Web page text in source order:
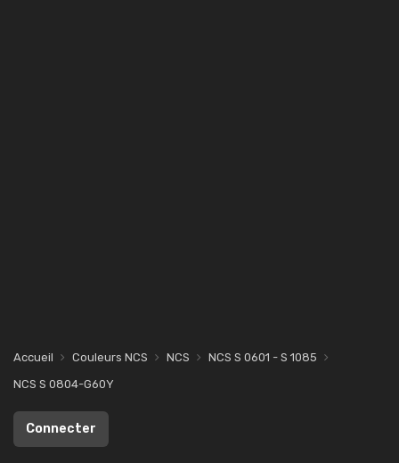
Accueil Couleurs NCS NCS
NCS S 0601 - S 1085
NCS S 0804-G60Y
Connecter